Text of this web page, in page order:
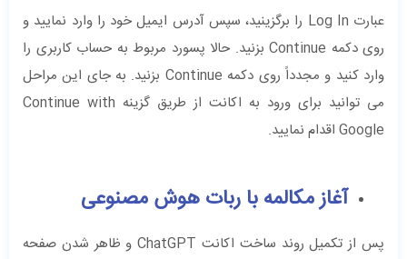
عبارت Log In را برگزینید، سپس آدرس ایمیل خود را وارد نمایید و
روی دکمه Continue بزنید. حالا پسورد مربوط به حساب کاربری را
وارد کنید و مجدداً روی دکمه Continue بزنید. به جای این مراحل
می ‌توانید برای ورود به اکانت از طریق گزینه Continue with
Google اقدام نمایید.
آغاز مکالمه با ربات هوش مصنوعی
پس از تکمیل روند ساخت اکانت ChatGPT و ظاهر شدن صفحه